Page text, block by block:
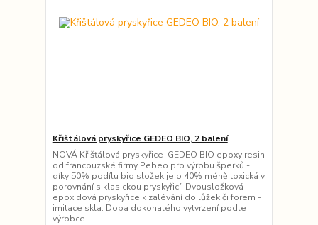
Křištálová pryskyřice GEDEO BIO, 2 balení
NOVÁ Křišťálová pryskyřice GEDEO BIO epoxy resin
od francouzské firmy Pebeo pro výrobu šperků -
díky 50% podílu bio složek je o 40% méně toxická v
porovnání s klasickou pryskyřicí. Dvousložková
epoxidová pryskyřice k zalévání do lůžek či forem -
imitace skla. Doba dokonalého vytvrzení podle
výrobce...